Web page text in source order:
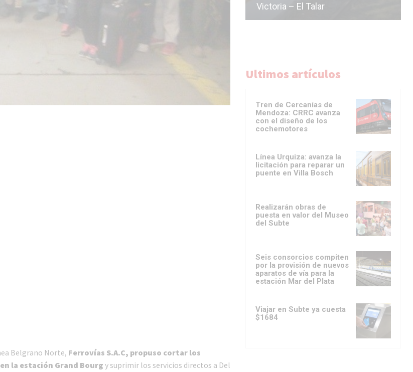
Belgrano Norte, Ferrovías S.A.C, propuso cortar los
la estación Grand Bourgy suprimir los servicios directos a Del
estación Nordelta
Victoria – El Talar
Ultimos artículos
Tren de Cercanías de
Mendoza: CRRC avanza
con el diseño de los
cochemotores
Línea Urquiza: avanza la
licitación para reparar un
puente en Villa Bosch
Realizarán obras de
puesta en valor del Museo
del Subte
Seis consorcios compiten
por la provisión de nuevos
aparatos de vía para la
estación Mar del Plata
Viajar en Subte ya cuesta
$1684